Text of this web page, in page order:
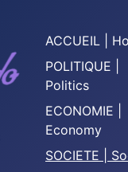
ACCUEIL |
POLITIQUE |
Politics
ECONOMIE |
Economy
SOCIETE |